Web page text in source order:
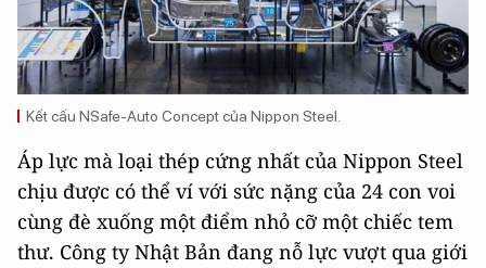
Kết cấu NSafe-Auto Concept của Nippon Steel.
Áp lực mà loại thép cứng nhất của Nippon Steel
chịu được có thể ví với sức nặng của 24 con voi
cùng đè xuống một điểm nhỏ cỡ một chiếc tem
thư. Công ty Nhật Bản đang nỗ lực vượt qua giới